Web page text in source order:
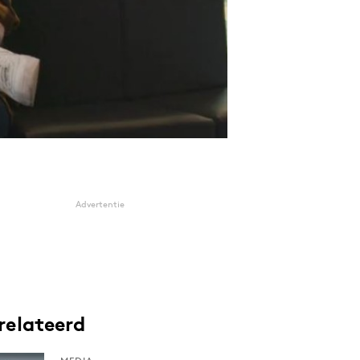
Advertentie